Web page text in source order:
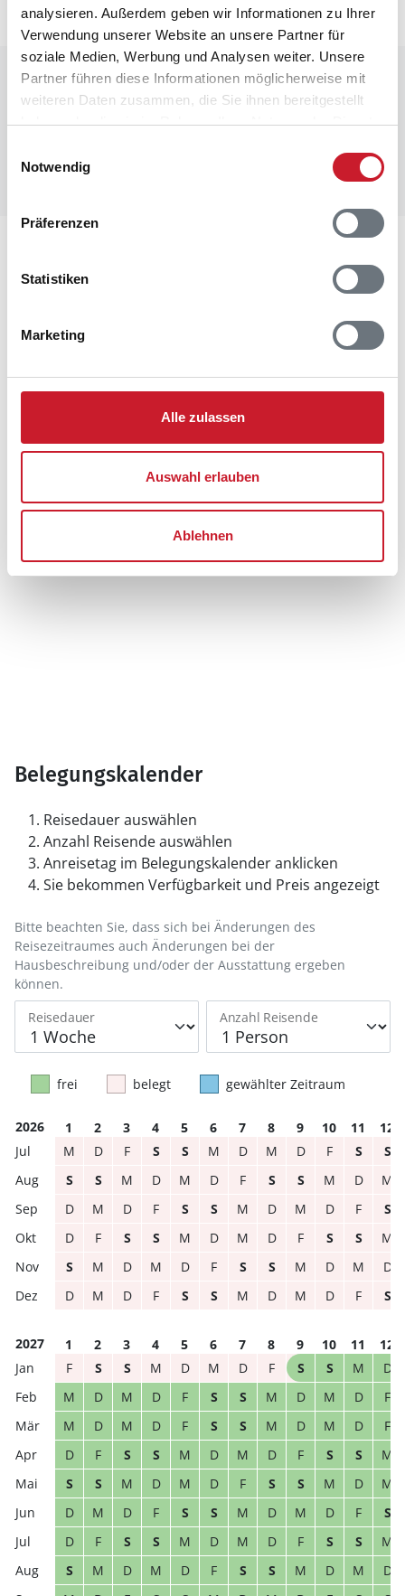
analysieren. Außerdem geben wir Informationen zu Ihrer
Verwendung unserer Website an unsere Partner für
soziale Medien, Werbung und Analysen weiter. Unsere
Partner führen diese Informationen möglicherweise mit
weiteren Daten zusammen, die Sie ihnen bereitgestellt
haben oder die sie im Rahmen Ihrer Nutzung der Dienste
Notwendig
Präferenzen
Statistiken
Marketing
Alle zulassen
Auswahl erlauben
Ablehnen
Raumaufteilung
Leider liegen uns zurzeit keine Grundrisse vor.
Ferienhauses Informationen zur Raumaufteilung.
Klitmarken 7
9970 Strandby
Belegungskalender
Reisedauer auswählen
Anzahl Reisende auswählen
Anreisetag im Belegungskalender anklicken
Sie bekommen Verfügbarkeit und Preis angezeigt
Reisedauer Anzahl Reisende
Bitte beachten Sie, dass sich bei Änderungen des
Reisezeitraumes auch Änderungen bei der
Hausbeschreibung und/oder der Ausstattung ergeben
können.
frei belegt gewählter Zeitraum
2026 1 2 3 4 5 6 7 8 9 10 11
12
M
D F S S M D M D F S
S
S
S M D M D F S S M D
M
D
M D F S S M D M D F
S
D
F S S M D M D F S S
M
S
M D M D F S S M D M
D
D
M D F S S M D M D F S
2027 1 2 3 4 5 6 7 8 9 10 11
12
F
S S M D M D F S S M
D
M
D M D F S S M D M D
F
M
D M D F S S M D M D
F
D
F S S M D M D F S S
M
S
S M D M D F S S M D
M
D
M D F S S M D M D F
S
D
F S S M D M D F S S
M
S
M D M D F S S M D M
D